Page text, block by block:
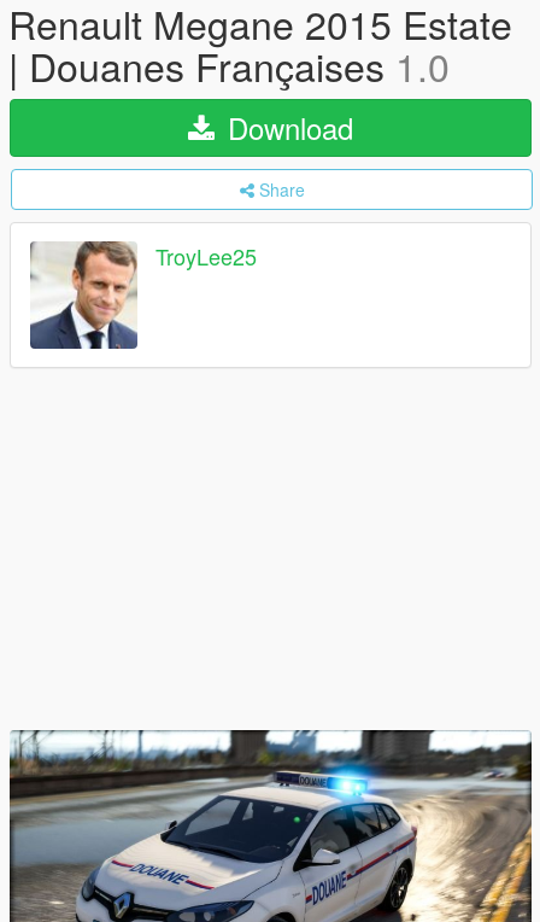
Renault Megane 2015 Estate
| Douanes Françaises 1.0
Download
Share
TroyLee25